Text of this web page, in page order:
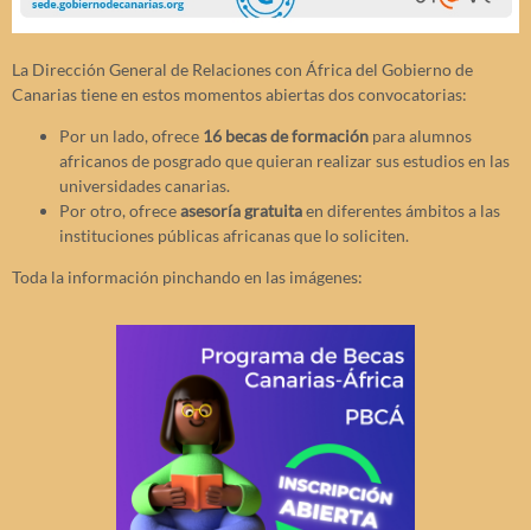
La Dirección General de Relaciones con África del Gobierno de
Canarias tiene en estos momentos abiertas dos convocatorias:
Por un lado, ofrece 16 becas de formación para alumnos
africanos de posgrado que quieran realizar sus estudios en las
universidades canarias.
Por otro, ofreceasesoría gratuitaen diferentes ámbitos a las
instituciones públicas africanas que lo soliciten.
Toda la información pinchando en las imágenes: